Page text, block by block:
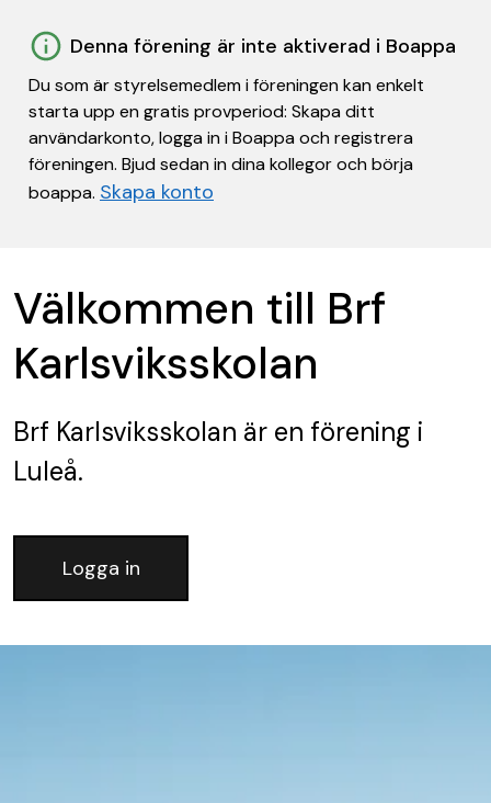
Denna förening är inte aktiverad i Boappa
Du som är styrelsemedlem i föreningen kan enkelt
starta upp en gratis provperiod: Skapa ditt
användarkonto, logga in i Boappa och registrera
föreningen. Bjud sedan in dina kollegor och börja
boappa. Skapa konto
Välkommen till Brf
Karlsviksskolan
Brf Karlsviksskolan är en förening i
Luleå.
Logga in